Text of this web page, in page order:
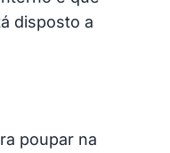
disposto a
poupar na